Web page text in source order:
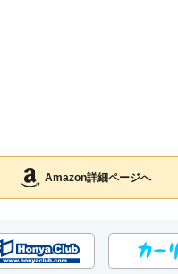
Amazon詳細ページへ